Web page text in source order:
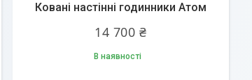
Ковані настінні годинники Атом
14 700 ₴
В наявності